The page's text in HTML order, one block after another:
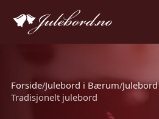
Forside/Julebord i Bærum/
Tradisjonelt julebord